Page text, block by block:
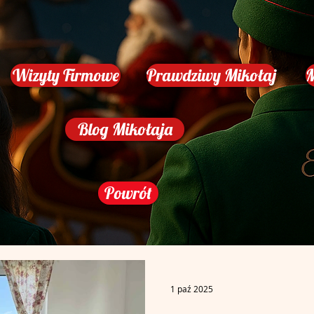
Wizyty Firmowe Prawdziwy Mikołaj
Blog Mikołaja
Powrót
1 paź 2025